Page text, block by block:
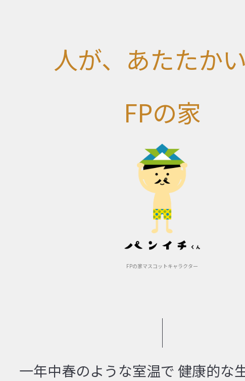
人が、あたたか
FPの家
FPの家マスコットキャラクター
一年中春のような室温で 健康的な